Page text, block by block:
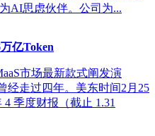
AI思虑伙伴。公司为...
亿Token
市场最新款式阐发演
经走过四年。美东时间2月25
4 季度财报（截止 1.31